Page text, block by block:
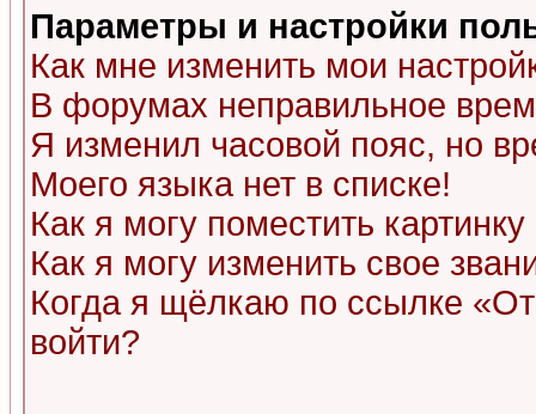
Параметры и настройки
Как мне изменить мои
В форумах неправильное
Я изменил часовой пояс, но
Моего языка нет в списке!
Как я могу поместить
Как я могу изменить свое
Когда я щёлкаю по ссылке
войти?